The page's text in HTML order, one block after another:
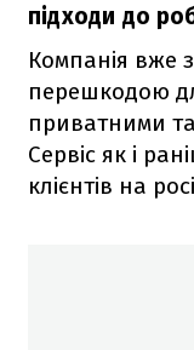
підходи до
Компанія вже
перешкодою
приватними
Сервіс як і
клієнтів на